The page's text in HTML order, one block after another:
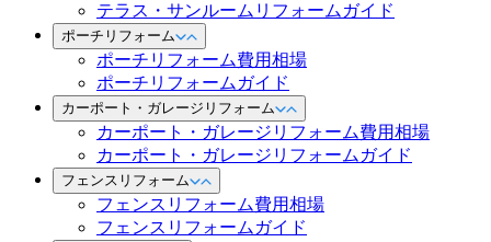
テラス・サンルームリフォームガイド
ポーチリフォーム
ポーチリフォーム費用相場
ポーチリフォームガイド
カーポート・ガレージリフォーム
カーポート・ガレージリフォーム費用相場
カーポート・ガレージリフォームガイド
フェンスリフォーム
フェンスリフォーム費用相場
フェンスリフォームガイド